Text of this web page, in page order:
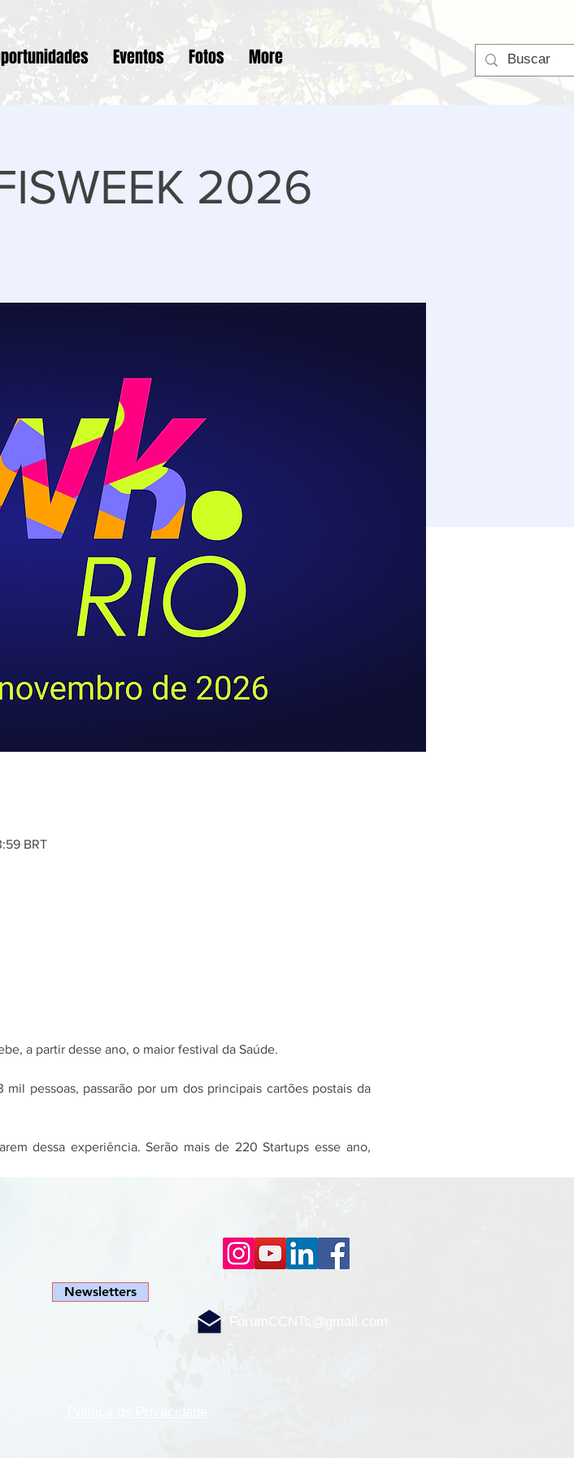
Eventos Fotos More
2026
BRT
a partir desse ano, o maior festival da Saúde.
pessoas, passarão por um dos principais cartões postais da
dessa experiência. Serão mais de 220 Startups esse ano,
Newsletters